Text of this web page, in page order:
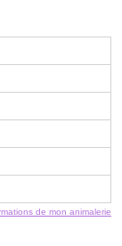
de mon animalerie